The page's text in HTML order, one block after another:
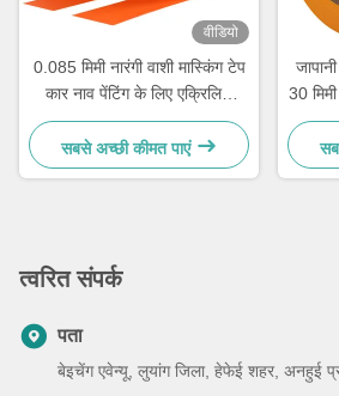
वीडियो
0.085 मिमी नारंगी वाशी मास्किंग टेप
कार नाव पेंटिंग के लिए एक्रिलिक
चिपकने वाला
सबसे अच्छी कीमत पाएं
30
त्वरित संपर्क
पता
बेइचेंग एवेन्यू, लुयांग जिला, हेफेई शहर, अनहुई